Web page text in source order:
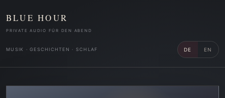
BLUE HOUR
PRIVATE AUDIO FÜR DEN ABEND
MUSIK · GESCHICHTEN · SCHLAF DE EN